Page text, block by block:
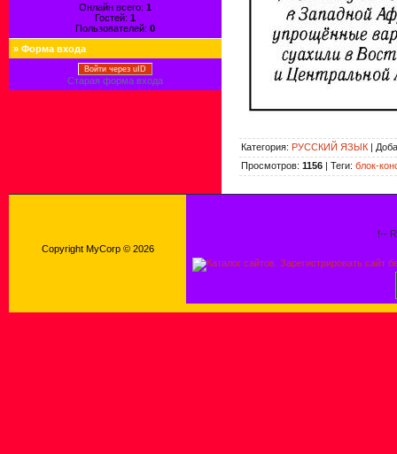
Онлайн всего: 1
Гостей: 1
Пользователей: 0
» Форма входа
Войти через uID
Старая форма входа
Категория: РУССКИЙ ЯЗЫК |
Просмотров: 1156 | Теги: блок-
Copyright MyCorp © 2026
!--